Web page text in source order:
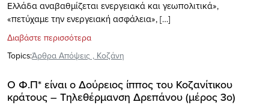
Ελλάδα αναβαθμίζεται ενεργειακά και γεωπολιτικά»,
«πετύχαμε την ενεργειακή ασφάλεια», […]
Διαβάστε περισσότερα
Topics:Άρθρα Απόψεις , Κοζάνη
Ο Φ.Π* είναι ο Δούρειος ίππος του Κοζανίτικου
κράτους – Τηλεθέρμανση Δρεπάνου (μέρος 3ο)